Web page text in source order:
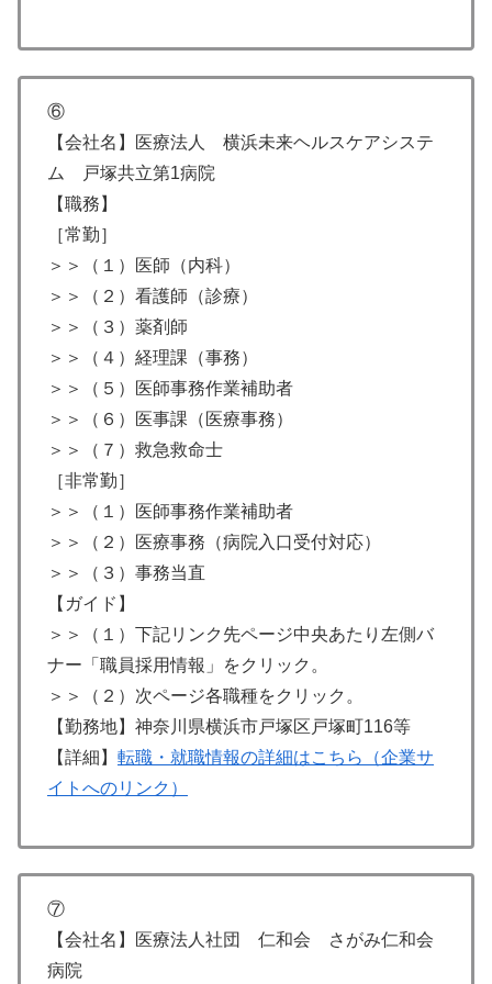
⑥
【会社名】医療法人 横浜未来ヘルスケアシステ
ム 戸塚共立第1病院
【職務】
［常勤］
＞＞（１）医師（内科）
＞＞（２）看護師（診療）
＞＞（３）薬剤師
＞＞（４）経理課（事務）
＞＞（５）医師事務作業補助者
＞＞（６）医事課（医療事務）
＞＞（７）救急救命士
［非常勤］
＞＞（１）医師事務作業補助者
＞＞（２）医療事務（病院入口受付対応）
＞＞（３）事務当直
【ガイド】
＞＞（１）下記リンク先ページ中央あたり左側バ
ナー「職員採用情報」をクリック。
＞＞（２）次ページ各職種をクリック。
【勤務地】神奈川県横浜市戸塚区戸塚町116等
【詳細】 転職・就職情報の詳細はこちら（企業サ
イトへのリンク）
⑦
【会社名】医療法人社団 仁和会 さがみ仁和会
病院